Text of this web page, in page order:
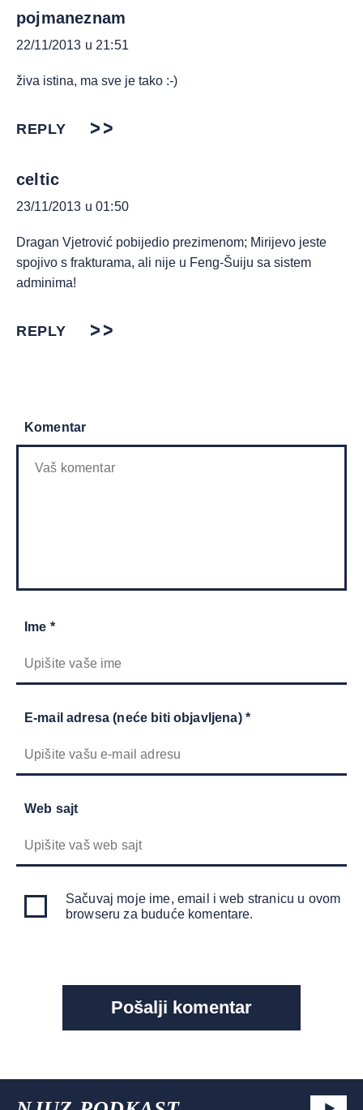
pojmaneznam
22/11/2013 u 21:51
živa istina, ma sve je tako :-)
REPLY
celtic
23/11/2013 u 01:50
Dragan Vjetrović pobijedio prezimenom; Mirijevo jeste
spojivo s frakturama, ali nije u Feng-Šuiju sa sistem
adminima!
REPLY
Komentar
Ime *
E-mail adresa (neće biti objavljena) *
Web sajt
Sačuvaj moje ime, email i web stranicu u ovom
browseru za buduće komentare.